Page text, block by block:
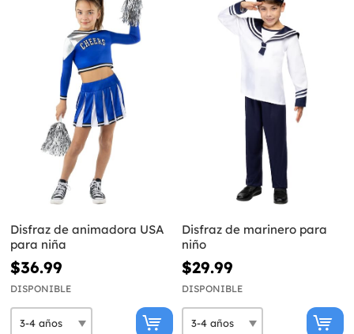
Disfraz de animadora USA
para niña
$36.99
DISPONIBLE
Disfraz de marinero para
niño
$29.99
DISPONIBLE